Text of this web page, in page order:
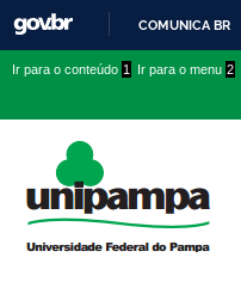
COMUNICA BR
conteúdo
menu
superior
menu
Ir para o conteúdo 1 Ir para o menu 2